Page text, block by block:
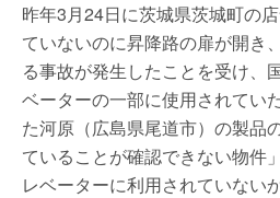
昨年3月24日に茨城県茨城町の
ていないのに昇降路の扉が開き
る事故が発生したことを受け、
ベーターの一部に使用されてい
た河原（広島県尾道市）の製品
ていることが確認できない物件
レベーターに利用されていない